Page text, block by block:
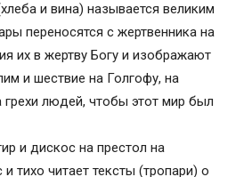
и вина) называется великим
переносятся с жертвенника на
их в жертву Богу и изображают
и шествие на Голгофу, на
грехи людей, чтобы этот мир был
и дискос на престол на
тихо читает тексты (тропари) о